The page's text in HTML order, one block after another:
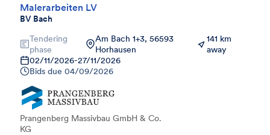
Malerarbeiten LV
BV Bach
Tendering
phase
Am Bach 1+3, 56593
Horhausen
141 km
away
02/11/2026-27/11/2026
Bids due 04/09/2026
Prangenberg Massivbau GmbH & Co.
KG